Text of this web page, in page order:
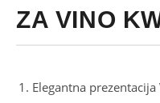
ZA VINO
Elegantna